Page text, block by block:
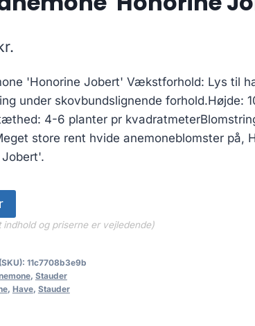
'Honorine Jobert' Vækstforhold: Lys til
under skovbundslignende forhold.Højde:
4-6 planter pr
store rent hvide anemoneblomster på,
indhold og priserne er vejledende)
11c7708b3e9b
, Stauder
, Have, Stauder